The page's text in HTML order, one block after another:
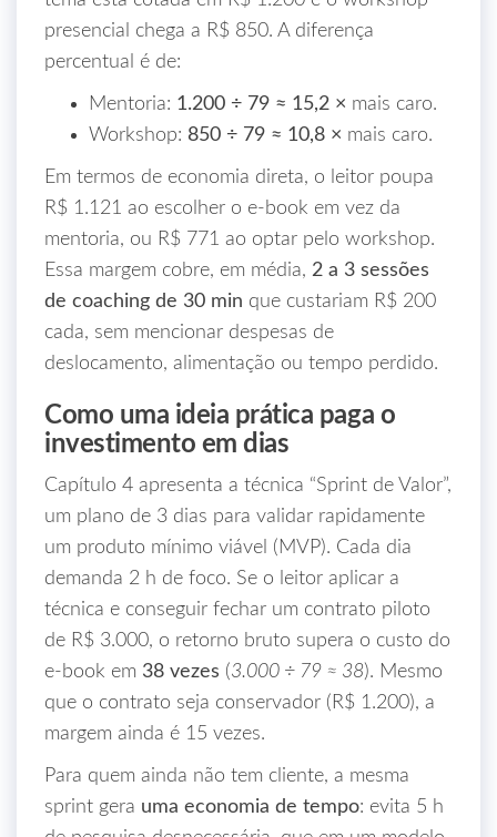
presencial chega a R$ 850. A diferença
percentual é de:
Mentoria: 1.200 ÷ 79 ≈ 15,2 × mais caro.
Workshop: 850 ÷ 79 ≈ 10,8 × mais caro.
Em termos de economia direta, o leitor poupa
R$ 1.121 ao escolher o e‑book em vez da
mentoria, ou R$ 771 ao optar pelo workshop.
Essa margem cobre, em média, 2 a 3 sessões
de coaching de 30 min que custariam R$ 200
cada, sem mencionar despesas de
deslocamento, alimentação ou tempo perdido.
Como uma ideia prática paga o
investimento em dias
Capítulo 4 apresenta a técnica “Sprint de Valor”,
um plano de 3 dias para validar rapidamente
um produto mínimo viável (MVP). Cada dia
demanda 2 h de foco. Se o leitor aplicar a
técnica e conseguir fechar um contrato piloto
de R$ 3.000, o retorno bruto supera o custo do
e‑book em 38 vezes (3.000 ÷ 79 ≈ 38). Mesmo
que o contrato seja conservador (R$ 1.200), a
margem ainda é 15 vezes.
Para quem ainda não tem cliente, a mesma
sprint gera uma economia de tempo: evita 5 h